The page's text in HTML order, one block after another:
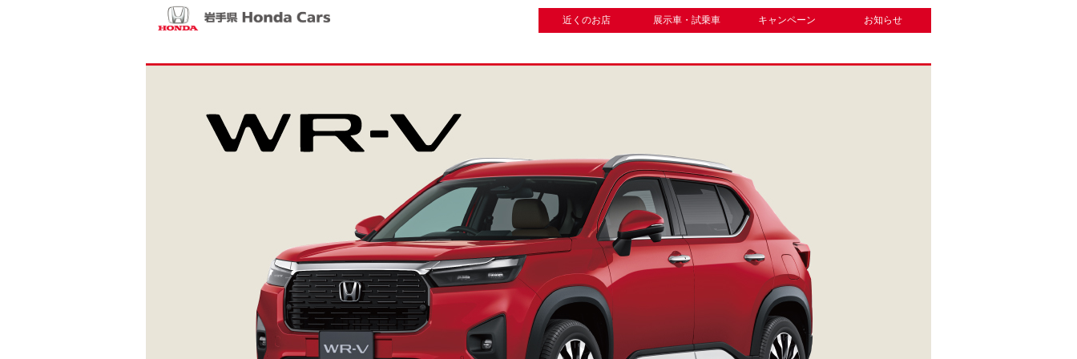
近くのお店 展示車・試乗車 キャンペーン お知らせ